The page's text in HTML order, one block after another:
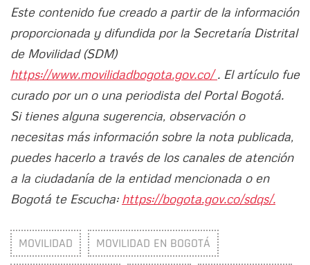
Este contenido fue creado a partir de la información
proporcionada y difundida por la Secretaría Distrital
de Movilidad (SDM)
https://www.movilidadbogota.gov.co/. El artículo fue
curado por un o una periodista del Portal Bogotá.
Si tienes alguna sugerencia, observación o
necesitas más información sobre la nota publicada,
puedes hacerlo a través de los canales de atención
a la ciudadanía de la entidad mencionada o en
Bogotá te Escucha: https://bogota.gov.co/sdqs/.
MOVILIDAD MOVILIDAD EN BOGOTÁ